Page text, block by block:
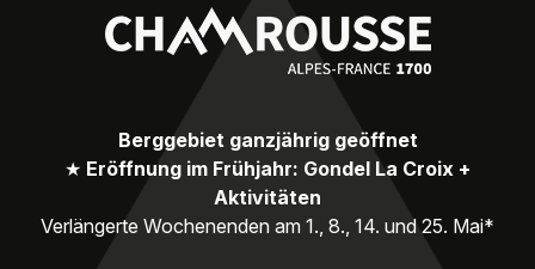
Berggebiet ganzjährig geöffnet
★ Eröffnung im Frühjahr: Gondel La Croix +
Aktivitäten
Verlängerte Wochenenden am 1., 8., 14. und 25. Mai*